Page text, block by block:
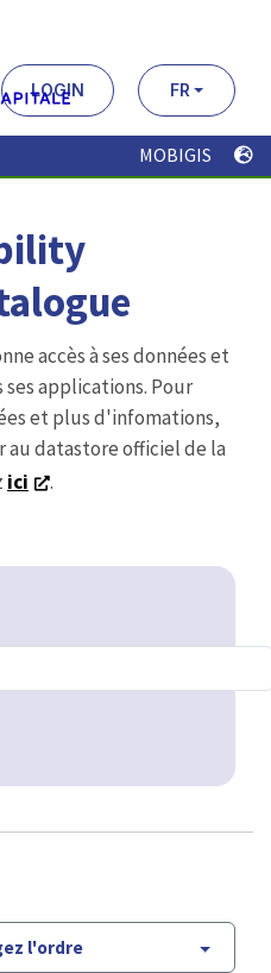
LOGIN FR
MOBIGIS
accès à ses données et
applications. Pour
et plus d'infomations,
au datastore officiel de la
ici .
l'ordre